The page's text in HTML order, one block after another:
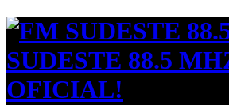
SUDESTE 88.5
OFICIAL!